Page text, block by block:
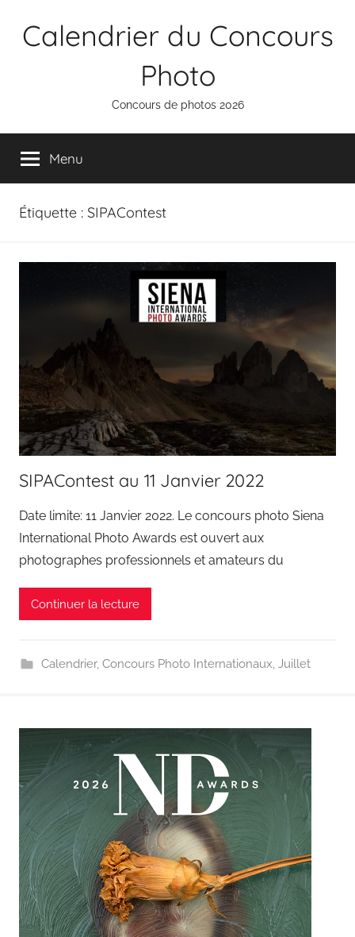
Calendrier du Concours
Photo
Concours de photos 2026
Menu
Étiquette : SIPAContest
SIPAContest au 11 Janvier 2022
Date limite: 11 Janvier 2022. Le concours photo Siena
International Photo Awards est ouvert aux
photographes professionnels et amateurs du
Continuer la lecture
Calendrier, Concours Photo Internationaux, Juillet